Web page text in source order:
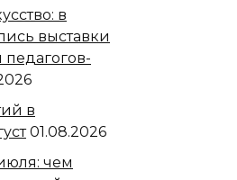
в
выставки
в
01.08.2026
чем